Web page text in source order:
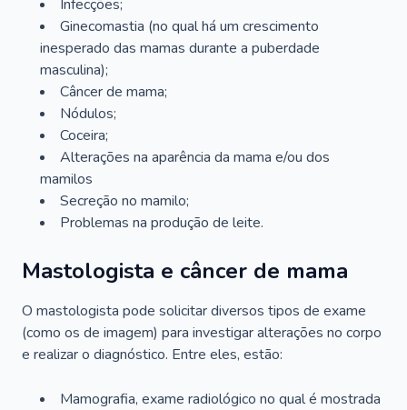
Infecções;
Ginecomastia (no qual há um crescimento
inesperado das mamas durante a puberdade
masculina);
Câncer de mama;
Nódulos;
Coceira;
Alterações na aparência da mama e/ou dos
mamilos
Secreção no mamilo;
Problemas na produção de leite.
Mastologista e câncer de mama
O mastologista pode solicitar diversos tipos de exame
(como os de imagem) para investigar alterações no corpo
e realizar o diagnóstico. Entre eles, estão:
Mamografia, exame radiológico no qual é mostrada